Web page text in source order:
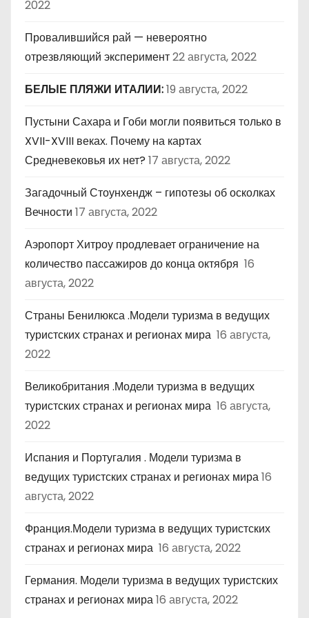
2022
Провалившийся рай — невероятно
отрезвляющий эксперимент22 августа, 2022
БЕЛЫЕ ПЛЯЖИ ИТАЛИИ:19 августа, 2022
Пустыни Сахара и Гоби могли появиться только в
XVII-XVIII веках. Почему на картах
Средневековья их нет? 17 августа, 2022
Загадочный Стоунхендж – гипотезы об осколках
Вечности 17 августа, 2022
Аэропорт Хитроу продлевает ограничение на
количество пассажиров до конца октября 16
августа, 2022
Страны Бенилюкса .Модели туризма в ведущих
туристских странах и регионах мира 16 августа,
2022
Великобритания .Модели туризма в ведущих
туристских странах и регионах мира 16 августа,
2022
Испания и Португалия . Модели туризма в
ведущих туристских странах и регионах мира16
августа, 2022
Франция.Модели туризма в ведущих туристских
странах и регионах мира 16 августа, 2022
Германия. Модели туризма в ведущих туристских
странах и регионах мира16 августа, 2022